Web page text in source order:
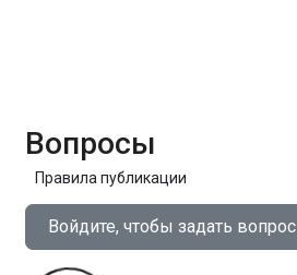
Вопросы
Правила публикации
Войдите, чтобы задать вопрос